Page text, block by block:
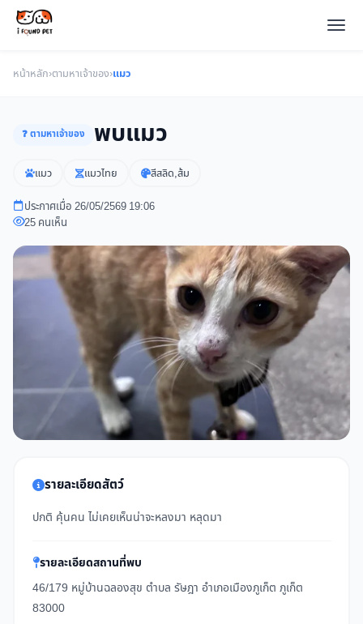
หน้าหลัก›ตามหาเจ้าของ›แมว
❓ ตามหาเจ้าของ พบแมว
แมว แมวไทย สีสลิด,ส้ม
ประกาศเมื่อ 26/05/2569 19:06
25 คนเห็น
รายละเอียดสัตว์
ปกติ คุ้นคน ไม่เคยเห็นน่าจะหลงมา หลุดมา
รายละเอียดสถานที่พบ
46/179 หมู่บ้านฉลองสุข ตำบล รัษฎา อำเภอเมืองภูเก็ต ภูเก็ต
83000